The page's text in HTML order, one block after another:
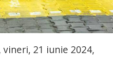
21 iunie 2024,